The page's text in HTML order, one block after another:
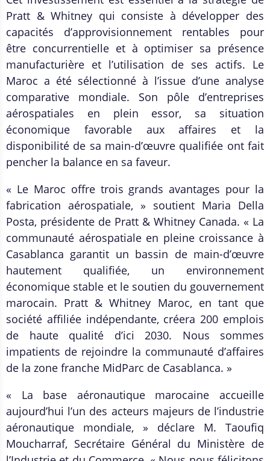
Pratt & Whitney qui consiste à développer des
capacités d’approvisionnement rentables pour
être concurrentielle et à optimiser sa présence
manufacturière et l’utilisation de ses actifs. Le
Maroc a été sélectionné à l’issue d’une analyse
comparative mondiale. Son pôle d’entreprises
aérospatiales en plein essor, sa situation
économique favorable aux affaires et la
disponibilité de sa main-d’œuvre qualifiée ont fait
pencher la balance en sa faveur.
« Le Maroc offre trois grands avantages pour la
fabrication aérospatiale, » soutient Maria Della
Posta, présidente de Pratt & Whitney Canada. « La
communauté aérospatiale en pleine croissance à
Casablanca garantit un bassin de main-d’œuvre
hautement qualifiée, un environnement
économique stable et le soutien du gouvernement
marocain. Pratt & Whitney Maroc, en tant que
société affiliée indépendante, créera 200 emplois
de haute qualité d’ici 2030. Nous sommes
impatients de rejoindre la communauté d’affaires
de la zone franche MidParc de Casablanca. »
« La base aéronautique marocaine accueille
aujourd’hui l’un des acteurs majeurs de l’industrie
aéronautique mondiale, » déclare M. Taoufiq
Moucharraf, Secrétaire Général du Ministère de